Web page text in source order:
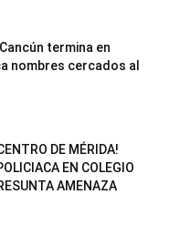
termina en
nombres cercados al
DE MÉRIDA!
EN COLEGIO
AMENAZA